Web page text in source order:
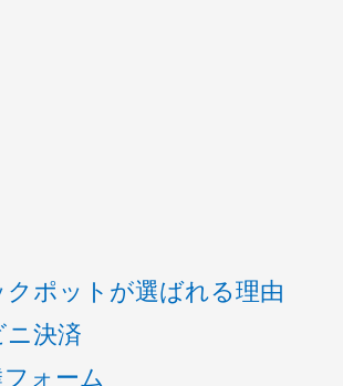
クポットが選ばれる理由
ニ決済
ォーム